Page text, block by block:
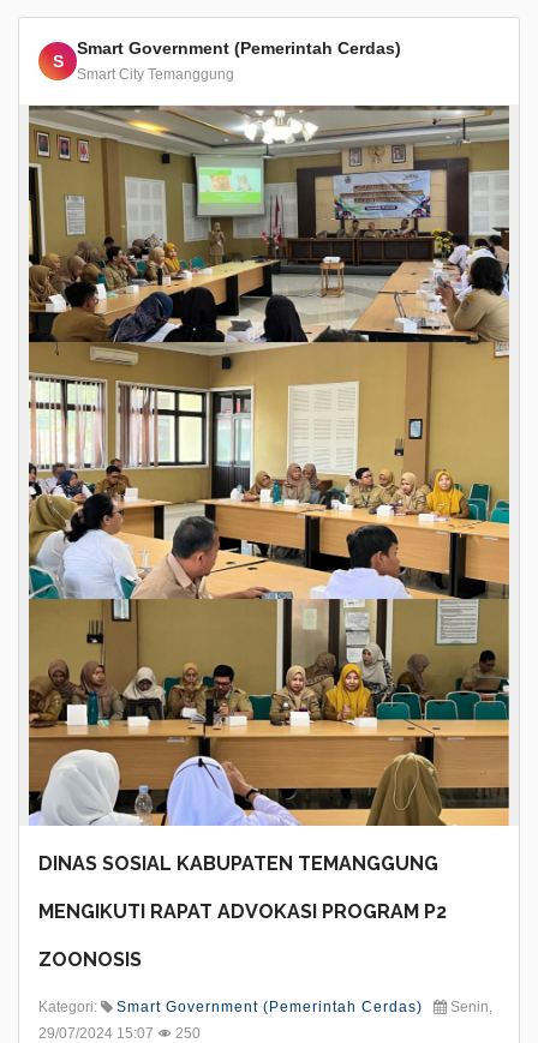
S
Smart Government (Pemerintah Cerdas)
Smart City Temanggung
DINAS SOSIAL KABUPATEN TEMANGGUNG
MENGIKUTI RAPAT ADVOKASI PROGRAM P2
ZOONOSIS
Kategori: Smart Government (Pemerintah Cerdas)
Senin,
29/07/2024 15:07
250